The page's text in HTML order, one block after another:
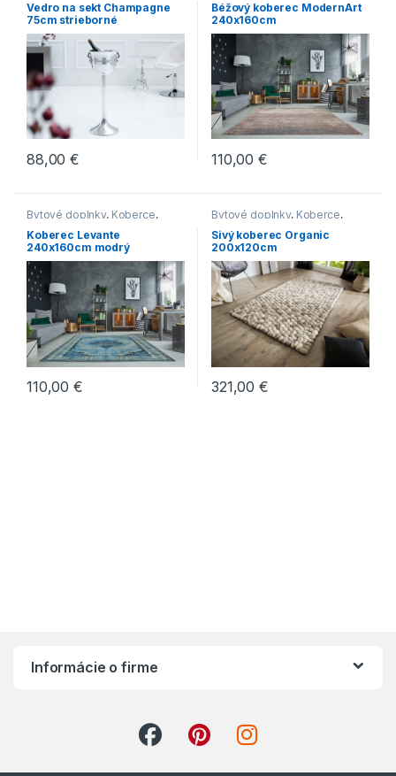
Vedro na sekt Champagne
75cm strieborné
88,00€
Béžový koberec ModernArt
240x160cm
110,00€
Bytové doplnky, Koberce,
Novinky
Koberec Levante
240x160cm modrý
110,00€
Bytové doplnky, Koberce,
Novinky
Sivý koberec Organic
200x120cm
321,00€
Informácie o firme